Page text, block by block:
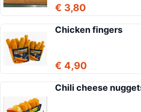
€ 3,80
Chicken fingers
€ 4,90
Chili cheese